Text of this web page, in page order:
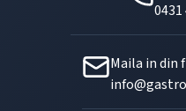
0431
Maila in din